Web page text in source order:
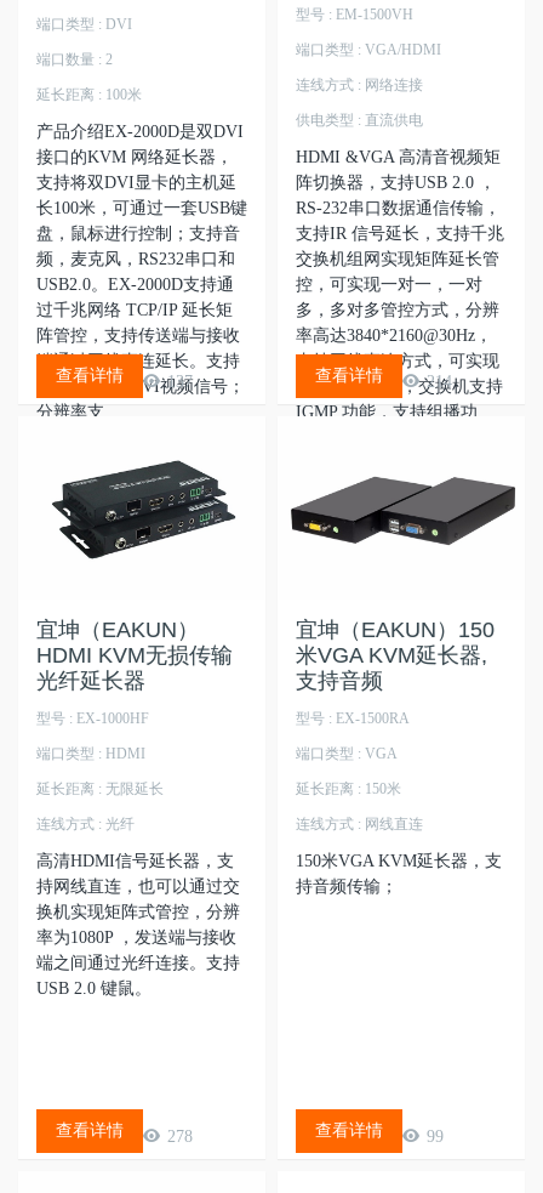
端口类型 : DVI
端口数量 : 2
延长距离 : 100米
产品介绍EX-2000D是双DVI
接口的KVM 网络延长器，
支持将双DVI显卡的主机延
长100米，可通过一套USB键
盘，鼠标进行控制；支持音
频，麦克风，RS232串口和
USB2.0。EX-2000D支持通
过千兆网络 TCP/IP 延长矩
阵管控，支持传送端与接收
端通过网线直连延长。支持
同时传输2路DVI视频信号；
分辨率支...
137
查看详情
型号 : EM-1500VH
端口类型 : VGA/HDMI
连线方式 : 网络连接
供电类型 : 直流供电
HDMI &VGA 高清音视频矩
阵切换器，支持USB 2.0 ，
RS-232串口数据通信传输，
支持IR 信号延长，支持千兆
交换机组网实现矩阵延长管
控，可实现一对一，一对
多，多对多管控方式，分辨
率高达3840*2160@30Hz，
支持网线直连方式，可实现
USB 扩展功能，交换机支持
IGMP 功能，支持组播功
214
查看详情
宜坤（EAKUN）
HDMI KVM无损传输
光纤延长器
型号 : EX-1000HF
端口类型 : HDMI
延长距离 : 无限延长
连线方式 : 光纤
高清HDMI信号延长器，支
持网线直连，也可以通过交
换机实现矩阵式管控，分辨
率为1080P ，发送端与接收
端之间通过光纤连接。支持
USB 2.0 键鼠。
278
查看详情
宜坤（EAKUN）150
米VGA KVM延长器,
支持音频
型号 : EX-1500RA
端口类型 : VGA
延长距离 : 150米
连线方式 : 网线直连
150米VGA KVM延长器，支
持音频传输；
99
查看详情